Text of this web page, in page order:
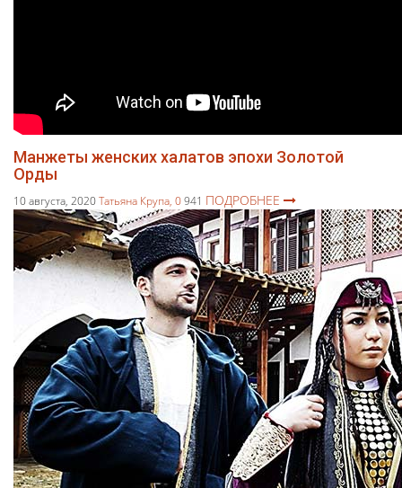
Манжеты женских халатов эпохи Золотой
Орды
10 августа, 2020Татьяна Крупа, 0941 ПОДРОБНЕЕ